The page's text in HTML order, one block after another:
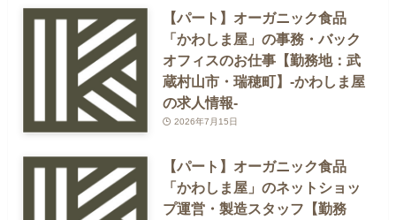
【パート】オーガニック食品
「かわしま屋」の事務・バック
オフィスのお仕事【勤務地：武
蔵村山市・瑞穂町】-かわしま屋
の求人情報-
2026年7月15日
【パート】オーガニック食品
「かわしま屋」のネットショッ
プ運営・製造スタッフ【勤務